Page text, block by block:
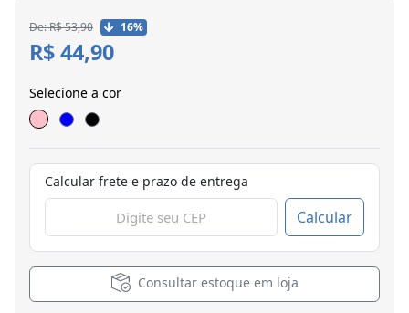
De: R$ 53,90 16%
R$ 44,90
Selecione a cor
Calcular frete e prazo de entrega
Calcular
Consultar estoque em loja